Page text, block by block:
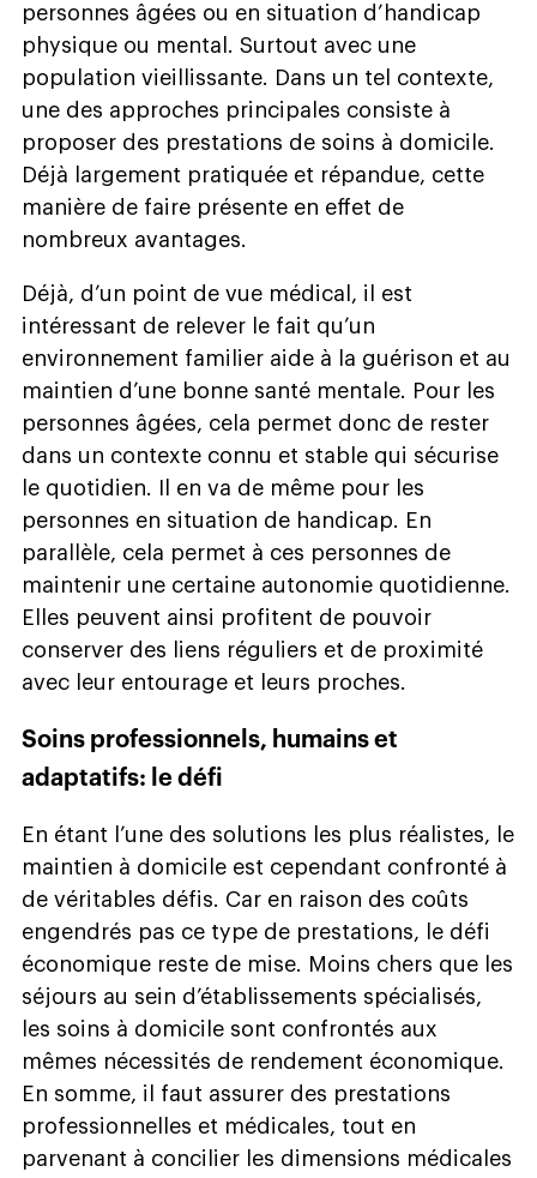
personnes âgées ou en situation d’handicap
physique ou mental. Surtout avec une
population vieillissante. Dans un tel contexte,
une des approches principales consiste à
proposer des prestations de soins à domicile.
Déjà largement pratiquée et répandue, cette
manière de faire présente en effet de
nombreux avantages.
Déjà, d’un point de vue médical, il est
intéressant de relever le fait qu’un
environnement familier aide à la guérison et au
maintien d’une bonne santé mentale. Pour les
personnes âgées, cela permet donc de rester
dans un contexte connu et stable qui sécurise
le quotidien. Il en va de même pour les
personnes en situation de handicap. En
parallèle, cela permet à ces personnes de
maintenir une certaine autonomie quotidienne.
Elles peuvent ainsi profitent de pouvoir
conserver des liens réguliers et de proximité
avec leur entourage et leurs proches.
Soins professionnels, humains et
adaptatifs: le défi
En étant l’une des solutions les plus réalistes, le
maintien à domicile est cependant confronté à
de véritables défis. Car en raison des coûts
engendrés pas ce type de prestations, le défi
économique reste de mise. Moins chers que les
séjours au sein d’établissements spécialisés,
les soins à domicile sont confrontés aux
mêmes nécessités de rendement économique.
En somme, il faut assurer des prestations
professionnelles et médicales, tout en
parvenant à concilier les dimensions médicales